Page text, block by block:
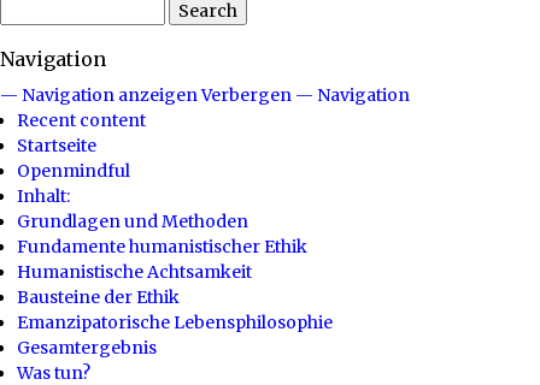
Navigation
— Navigation anzeigen Verbergen — Navigation
Recent content
Startseite
Openmindful
Inhalt:
Grundlagen und Methoden
Fundamente humanistischer Ethik
Humanistische Achtsamkeit
Bausteine der Ethik
Emanzipatorische Lebensphilosophie
Gesamtergebnis
Was tun?